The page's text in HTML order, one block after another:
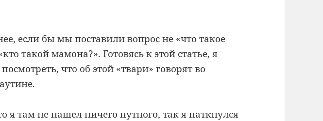
если бы мы поставили вопрос не «что такое
такой мамона?». Готовясь к этой статье, я
что об этой «твари» говорят во
я там не нашел ничего путного, так я наткнулся